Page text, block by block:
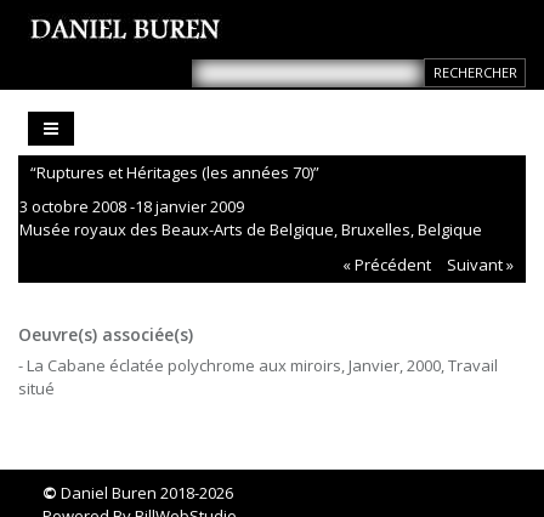
“Ruptures et Héritages (les années 70)”
3 octobre 2008 -18 janvier 2009
Musée royaux des Beaux-Arts de Belgique, Bruxelles, Belgique
« Précédent
Suivant »
Oeuvre(s) associée(s)
- La Cabane éclatée polychrome aux miroirs, Janvier, 2000, Travail
situé
© Daniel Buren 2018-2026